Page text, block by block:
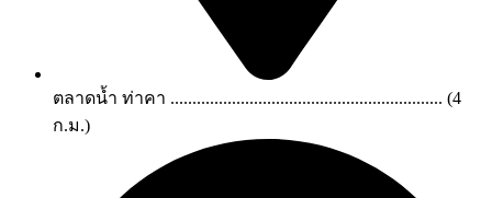
ตลาดน้ำ ท่าคา .............................................................. (4
ก.ม.)